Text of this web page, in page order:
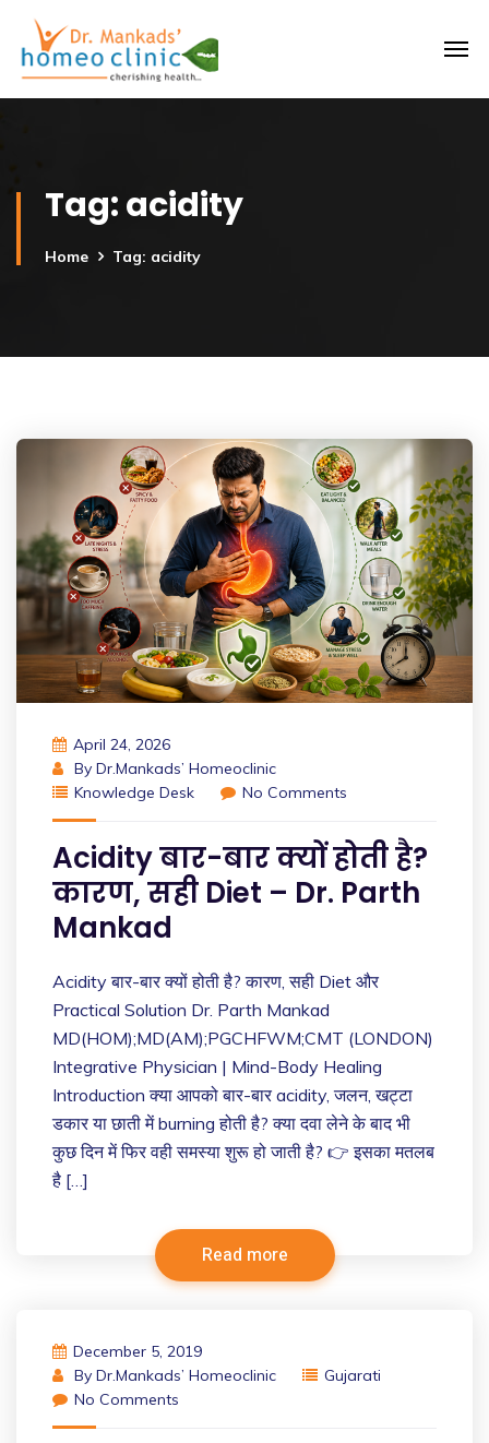
Tag:acidity
Home Tag: acidity
April 24, 2026
By Dr.Mankads’ Homeoclinic
Knowledge Desk
No Comments
Acidity बार-बार क्यों होती है?
कारण, सही Diet – Dr. Parth
Mankad
Acidity बार-बार क्यों होती है? कारण, सही Diet और
Practical Solution Dr. Parth Mankad
MD(HOM);MD(AM);PGCHFWM;CMT (LONDON)
Integrative Physician | Mind-Body Healing
Introduction क्या आपको बार-बार acidity, जलन, खट्टा
डकार या छाती में burning होती है? क्या दवा लेने के बाद भी
कुछ दिन में फिर वही समस्या शुरू हो जाती है? 👉 इसका मतलब
है […]
Read more
December 5, 2019
By Dr.Mankads’ Homeoclinic
Gujarati
No Comments